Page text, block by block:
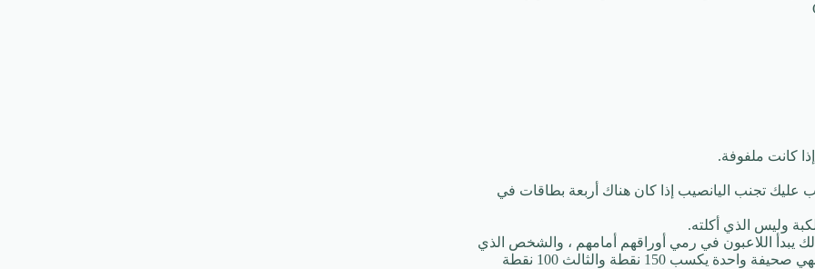
بطاقة اليانصيب أو اليانصيب على أنها سالب 15 ويجب عليك تجنب اليانصيب إذا كان هناك أربعة بطاقات في
يبدأ اللاعبون في رمي أوراقهم أمامهم ، والشخص الذي
ينهي الورقة أولاً هو الفائز ويحصل على 200 نقطة ، والثانية. من ينهي صحيفة واحدة يكسب 150 نقطة والثالث 100 نقطة